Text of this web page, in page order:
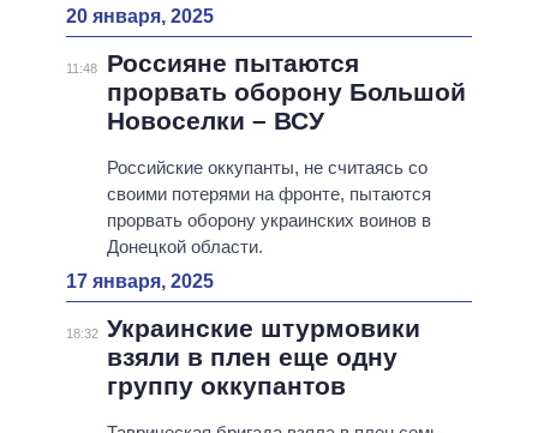
20 января, 2025
11:48
Россияне пытаются
прорвать оборону Большой
Новоселки – ВСУ
Российские оккупанты, не считаясь со
своими потерями на фронте, пытаются
прорвать оборону украинских воинов в
Донецкой области.
17 января, 2025
18:32 Украинские штурмовики
взяли в плен еще одну
группу оккупантов